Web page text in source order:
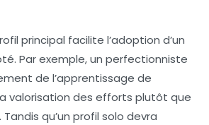
principal facilite l’adoption d’un
Par exemple, un perfectionniste
de l’apprentissage de
valorisation des efforts plutôt que
qu’un profil solo devra